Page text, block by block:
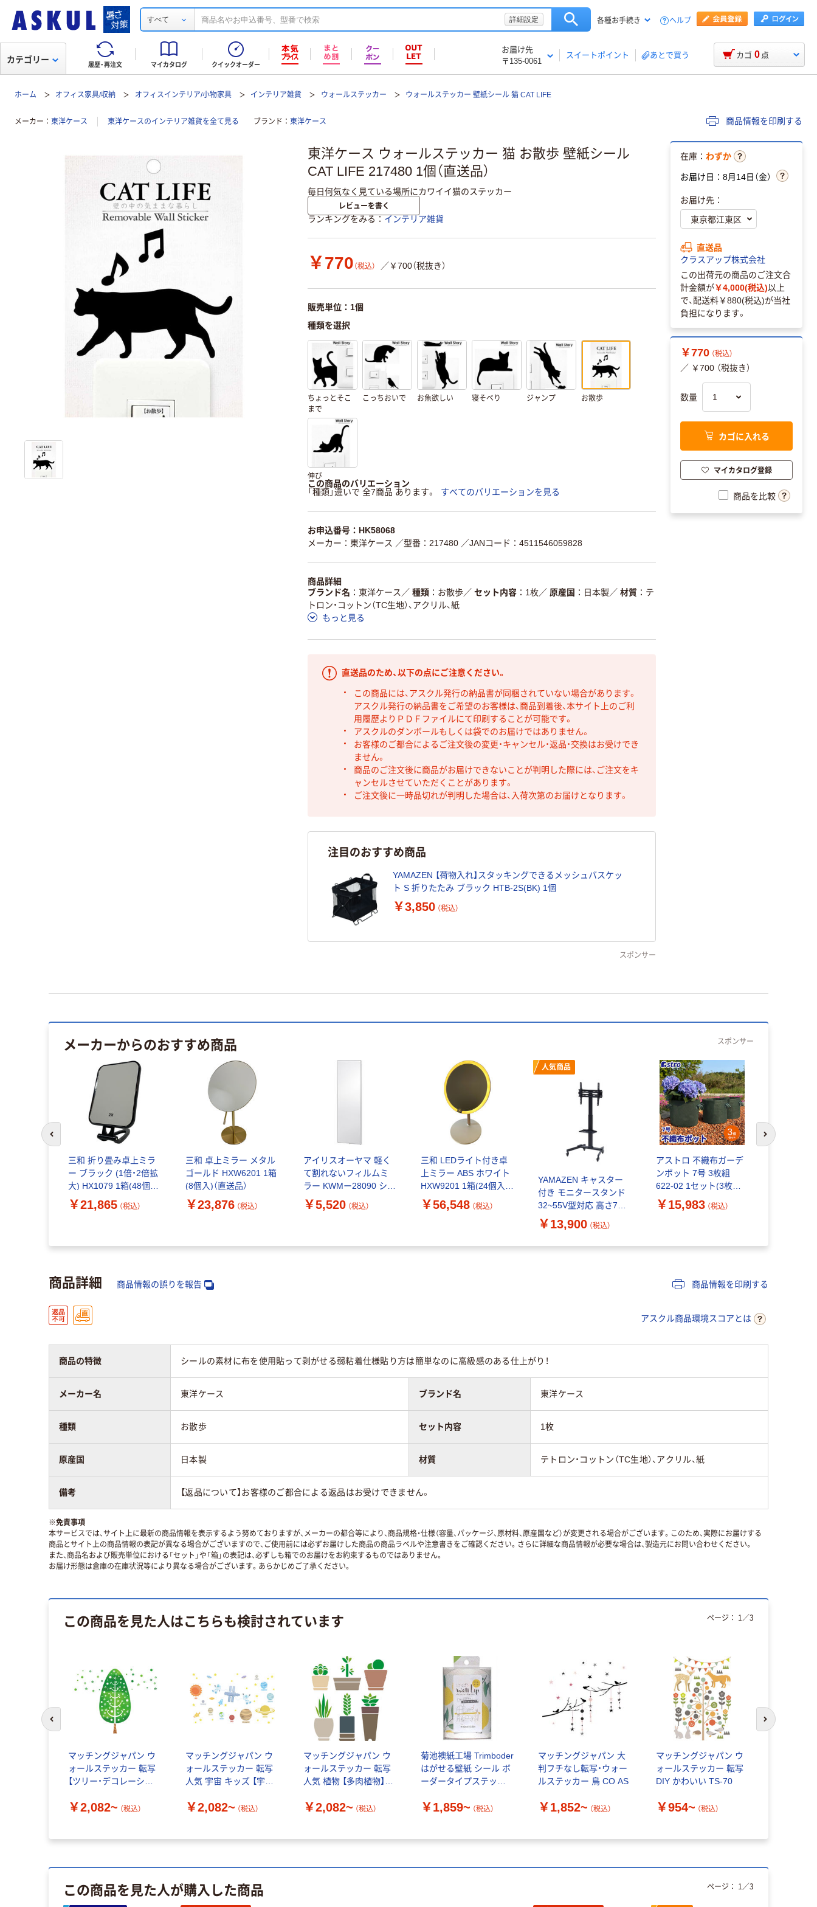
すべて 詳細設定 各種お手続き ヘルプ
履歴・再注文 マイカタログ クイックオーダー
お届け先
〒135-0061
スイートポイント あとで買う
カテゴリー カゴ 0 点
ホーム オフィス家具/収納 オフィスインテリア/小物家具 インテリア雑貨 ウォールステッカー ウォールステッカー 壁紙シール 猫 CAT LIFE
メーカー 東洋ケース 東洋ケースのインテリア雑貨を全て見る ブランド 東洋ケース 商品情報を印刷する
東洋ケース ウォールステッカー 猫 お散歩 壁紙シール
CAT LIFE 217480 1個（直送品）
毎日何気なく見ている場所にカワイイ猫のステッカー
レビューを書く
ランキングをみる インテリア雑貨
￥770 （税込） ／￥700（税抜き）
販売単位：1個
種類を選択
ちょっとそこ
まで
こっちおいで お魚欲しい 寝そべり ジャンプ お散歩
伸び
この商品のバリエーション
「種類」違いで 全7商品 あります。
すべてのバリエーションを見る
お申込番号：HK58068
メーカー：東洋ケース ／型番：217480 ／JANコード：4511546059828
商品詳細
ブランド名
東洋ケース ／ 種類 お散歩／ セット内容 1枚／ 原産国 日本製／ 材質
テ
トロン・コットン（TC生地）、アクリル、紙
もっと見る
直送品のため、以下の点にご注意ください。
この商品には、アスクル発行の納品書が同梱されていない場合があります。
アスクル発行の納品書をご希望のお客様は、商品到着後、本サイト上のご利
用履歴よりＰＤＦファイルにて印刷することが可能です。
アスクルのダンボールもしくは袋でのお届けではありません。
お客様のご都合によるご注文後の変更・キャンセル・返品・交換はお受けでき
ません。
商品のご注文後に商品がお届けできないことが判明した際には、ご注文をキ
ャンセルさせていただくことがあります。
ご注文後に一時品切れが判明した場合は、入荷次第のお届けとなります。
注目のおすすめ商品
YAMAZEN 【荷物入れ】スタッキングできるメッシュバスケッ
ト S 折りたたみ ブラック HTB-2S(BK) 1個
￥3,850 （税込）
スポンサー
在庫： わずか
お届け日：8月14日（金）
お届け先：
直送品
クラスアップ株式会社
この出荷元の商品のご注文合
計金額が￥4,000(税込)以上
で、配送料￥880(税込)が当社
負担になります。
￥770 （税込）
／ ￥700 （税抜き）
数量
カゴに入れる
マイカタログ登録
商品を比較
メーカーからのおすすめ商品 スポンサー
三和 折り畳み卓上ミラ
ー ブラック (1倍・2倍拡
大) HX1079 1箱(48個
入)（直送品）
￥21,865 （税込）
三和 卓上ミラー メタル
ゴールド HXW6201 1箱
(8個入)（直送品）
￥23,876 （税込）
アイリスオーヤマ 軽く
て割れないフィルムミ
ラー KWMー28090 シル
バー 1台（直送品）
￥5,520 （税込）
三和 LEDライト付き卓
上ミラー ABS ホワイト
HXW9201 1箱(24個入)
（直送品）
￥56,548 （税込）
人気商品
YAMAZEN キャスター
付き モニタースタンド
32~55V型対応 高さ7段
階 上下角度調節 LBTS-
T680(BK) 1台
￥13,900 （税込）
アストロ 不織布ガーデ
ンポット 7号 3枚組
622-02 1セット(3枚組
×10)（直送品）
￥15,983 （税込）
前のスライドへ 次のスライド
商品詳細 商品情報の誤りを報告 商品情報を印刷する
アスクル商品環境スコアとは
商品の特徴 シールの素材に布を使用貼って剥がせる弱粘着仕様貼り方は簡単なのに高級感のある仕上がり！
メーカー名 東洋ケース ブランド名 東洋ケース
種類 お散歩 セット内容 1枚
原産国 日本製 材質 テトロン・コットン（TC生地）、アクリル、紙
備考 【返品について】お客様のご都合による返品はお受けできません。
※免責事項
本サービスでは、サイト上に最新の商品情報を表示するよう努めておりますが、メーカーの都合等により、商品規格・仕様（容量、パッケージ、原材料、原産国など）が変更される場合がございます。このため、実際にお届けする
商品とサイト上の商品情報の表記が異なる場合がございますので、ご使用前には必ずお届けした商品の商品ラベルや注意書きをご確認ください。さらに詳細な商品情報が必要な場合は、製造元にお問い合わせください。
また、商品名および販売単位における「セット」や「箱」の表記は、必ずしも箱でのお届けをお約束するものではありません。
お届け形態は倉庫の在庫状況等により異なる場合がございます。あらかじめご了承ください。
この商品を見た人はこちらも検討されています
マッチングジャパン ウ
ォールステッカー 転写
【ツリー・デコレーショ
￥2,082~ （税込）
マッチングジャパン ウ
ォールステッカー 転写
人気 宇宙 キッズ 【宇宙
￥2,082~ （税込）
マッチングジャパン ウ
ォールステッカー 転写
人気 植物 【多肉植物】
￥2,082~ （税込）
菊池襖紙工場 Trimboder
はがせる壁紙 シール ボ
ーダータイプステッカ
￥1,859~ （税込）
マッチングジャパン 大
判フチなし転写・ウォー
ルステッカー 鳥 CO AS
￥1,852~ （税込）
マッチングジャパン ウ
ォールステッカー 転写
DIY かわいい TS-70
￥954~ （税込）
ページ： 1 ／3
次のスライド
この商品を見た人が購入した商品 ページ： 1 ／3